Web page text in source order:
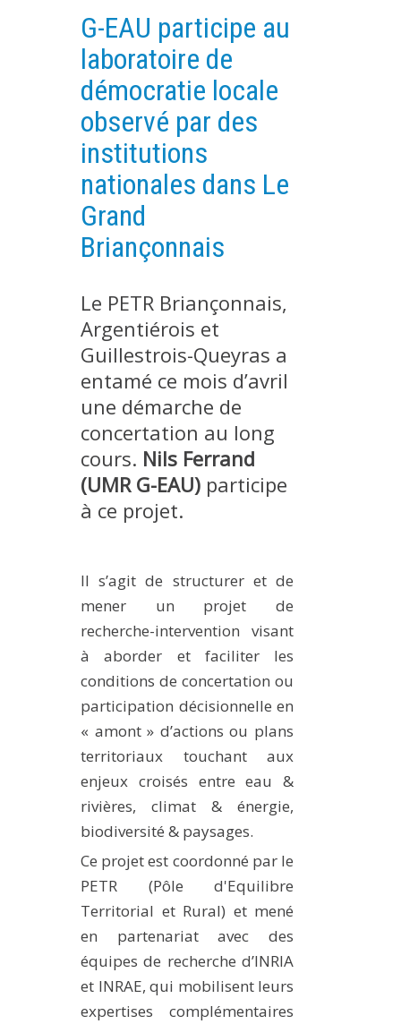
PROJETS EN COURS
PROJETS TERMINÉS
NOS RÉSEAUX SCIENTIFIQUES ET TECHNIQUES
SÉMINAIRES RÉGULIERS
FORMATION
INGÉNIEUR
FORMATION CONTINUE
FORMATION DOCTORALE
PRODUCTION
MÉTHODES ET OUTILS
LOGICIELS
WORKING PAPERS
G-EAU participe au
laboratoire de
démocratie locale
observé par des
institutions
nationales dans Le
Grand
Briançonnais
Le PETR Briançonnais,
Argentiérois et
Guillestrois-Queyras a
entamé ce mois d’avril
une démarche de
concertation au long
cours. Nils Ferrand
(UMR G-EAU) participe
à ce projet.
Il s’agit de structurer et de
mener un projet de
recherche-intervention visant
à aborder et faciliter les
conditions de concertation ou
participation décisionnelle en
« amont » d’actions ou plans
territoriaux touchant aux
enjeux croisés entre eau &
rivières, climat & énergie,
biodiversité & paysages.
Ce projet est coordonné par le
PETR (Pôle d'Equilibre
Territorial et Rural) et mené
en partenariat avec des
équipes de recherche d’INRIA
et INRAE, qui mobilisent leurs
expertises complémentaires